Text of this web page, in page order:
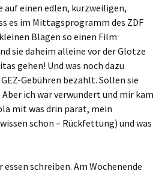
auf einen edlen, kurzweiligen,
es im Mittagsprogramm des ZDF
Blagen so einen Film
sie daheim alleine vor der Glotze
gehen! Und was noch dazu
Gebühren bezahlt. Sollen sie
ich war verwundert und mir kam
mit was drin parat, mein
schon – Rückfettung) und was
schreiben. Am Wochenende